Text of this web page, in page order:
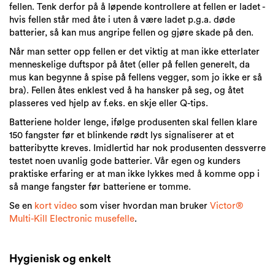
fellen. Tenk derfor på å løpende kontrollere at fellen er ladet -
hvis fellen står med åte i uten å være ladet p.g.a. døde
batterier, så kan mus angripe fellen og gjøre skade på den.
Når man setter opp fellen er det viktig at man ikke etterlater
menneskelige duftspor på åtet (eller på fellen generelt, da
mus kan begynne å spise på fellens vegger, som jo ikke er så
bra). Fellen åtes enklest ved å ha hansker på seg, og åtet
plasseres ved hjelp av f.eks. en skje eller Q-tips.
Batteriene holder lenge, ifølge produsenten skal fellen klare
150 fangster før et blinkende rødt lys signaliserer at et
batteribytte kreves. Imidlertid har nok produsenten dessverre
testet noen uvanlig gode batterier. Vår egen og kunders
praktiske erfaring er at man ikke lykkes med å komme opp i
så mange fangster før batteriene er tomme.
Se en kort video som viser hvordan man bruker Victor®
Multi-Kill Electronic musefelle.
Hygienisk og enkelt